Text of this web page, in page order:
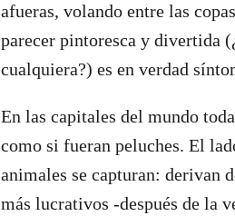
afueras, volando entre las
parecer pintoresca y divertida
cualquiera?) es en verdad
En las capitales del mundo
como si fueran peluches. El
animales se capturan: derivan
más lucrativos -después de la